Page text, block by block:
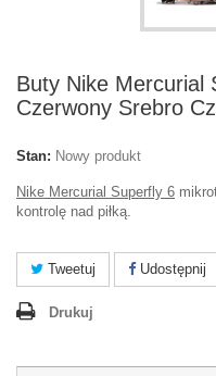
Buty Nike Mercurial
Czerwony Srebro
Stan: Nowy produkt
Nike Mercurial Superfly 6
kontrolę nad piłką.
Tweetuj Udostępnij
Drukuj